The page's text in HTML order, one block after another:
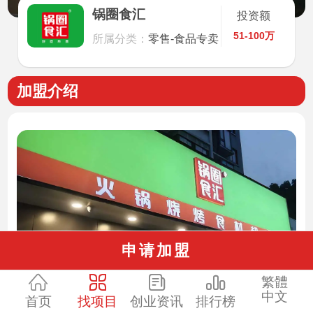
锅圈食汇
所属分类： 零售-食品专卖
投资额
51-100万
加盟介绍
申请加盟
首页 找项目 创业资讯 排行榜
繁體
中文